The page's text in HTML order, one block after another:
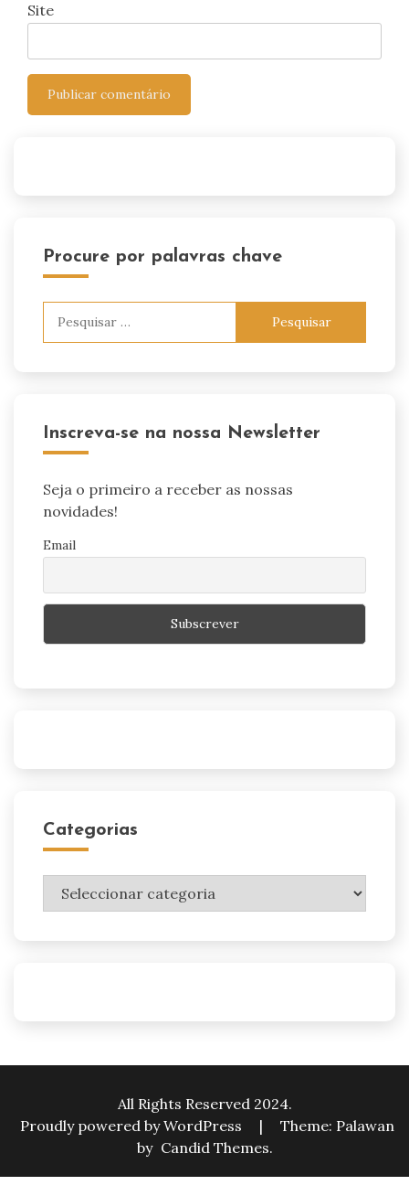
Site
Procure por palavras chave
Inscreva-se na nossa Newsletter
Seja o primeiro a receber as nossas
novidades!
Email
Categorias
Categorias
All Rights Reserved 2024.
Proudly powered by WordPress
|
Theme: Palawan
by Candid Themes.